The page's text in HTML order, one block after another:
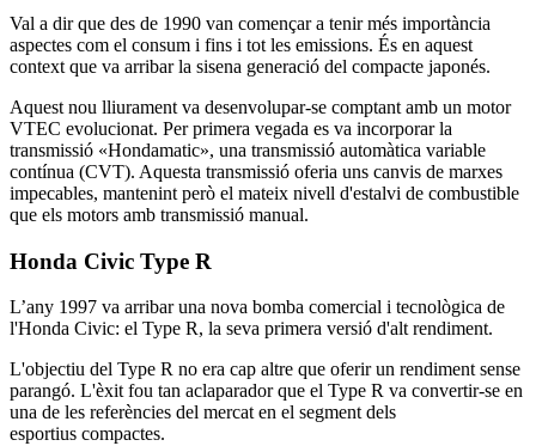
Val a dir que des de 1990 van començar a tenir més importància
aspectes com el consum i fins i tot les emissions. És en aquest
context que va arribar la sisena generació del compacte japonés.
Aquest nou lliurament va desenvolupar-se comptant amb un motor
VTEC evolucionat. Per primera vegada es va incorporar la
transmissió «Hondamatic», una transmissió automàtica variable
contínua (CVT). Aquesta transmissió oferia uns canvis de marxes
impecables, mantenint però el mateix nivell d'estalvi de combustible
que els motors amb transmissió manual.
Honda Civic Type R
L’any 1997 va arribar una nova bomba comercial i tecnològica de
l'Honda Civic: el Type R, la seva primera versió d'alt rendiment.
L'objectiu del Type R no era cap altre que oferir un rendiment sense
parangó. L'èxit fou tan aclaparador que el Type R va convertir-se en
una de les referències del mercat en el segment dels
esportius compactes.